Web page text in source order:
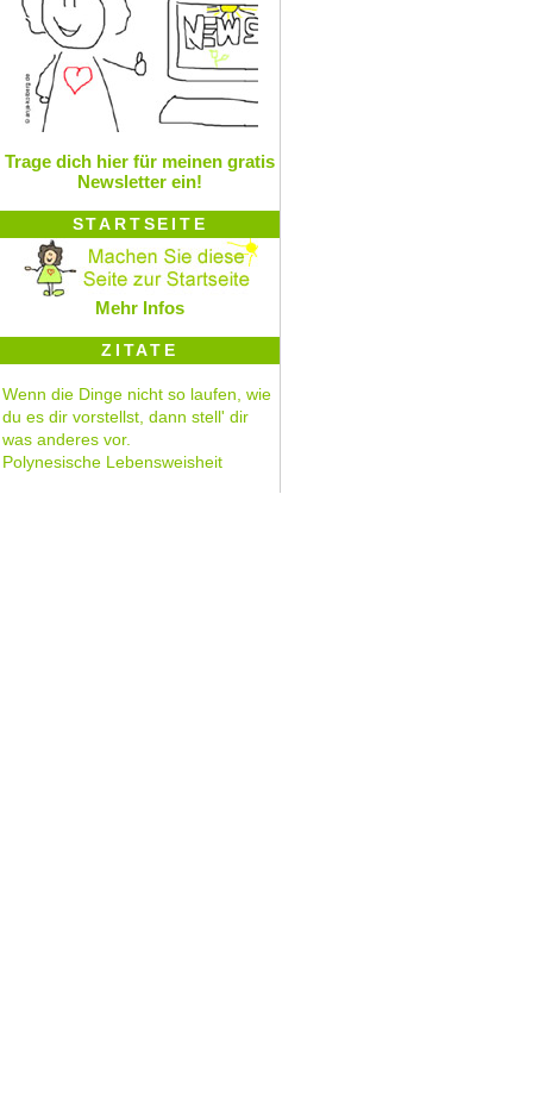
Trage dich hier für meinen gratis
Newsletter ein!
STARTSEITE
Mehr Infos
ZITATE
Wenn die Dinge nicht so laufen, wie
du es dir vorstellst, dann stell' dir
was anderes vor.
Polynesische Lebensweisheit